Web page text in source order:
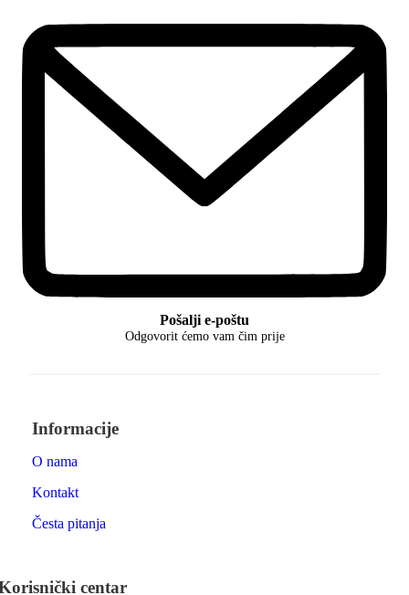
Pošalji e-poštu
Odgovorit ćemo vam čim prije
Informacije
O nama
Kontakt
Česta pitanja
centar